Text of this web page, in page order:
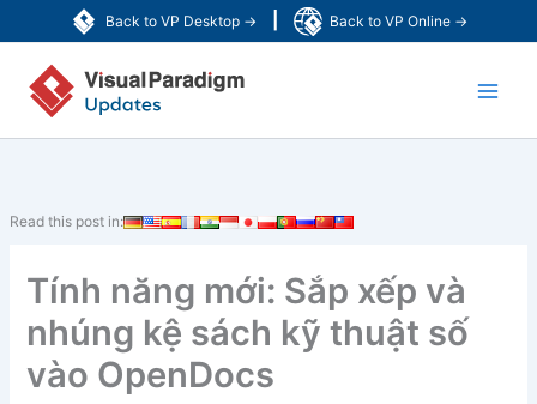
Back to VP Desktop → Back to VP Online →
tới
dung
Read this post in:
Tính năng mới: Sắp xếp và
nhúng kệ sách kỹ thuật số
vào OpenDocs